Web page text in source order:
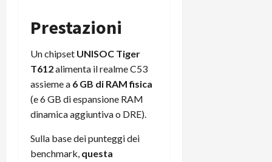
Prestazioni
Un chipset UNISOC Tiger
T612alimenta il realme C53
assieme a 6 GB di RAM fisica
(e 6 GB di espansione RAM
dinamica aggiuntiva o DRE).
Sulla base dei punteggi dei
benchmark, questa